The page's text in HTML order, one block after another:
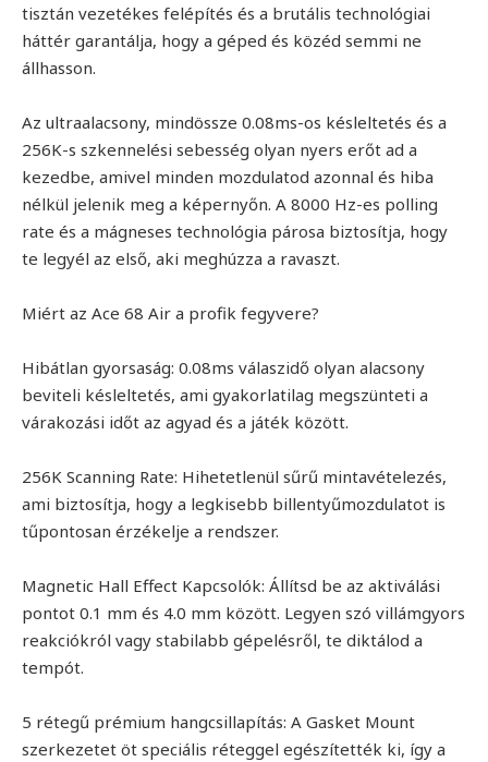
tisztán vezetékes felépítés és a brutális technológiai
háttér garantálja, hogy a géped és közéd semmi ne
állhasson.
Az ultraalacsony, mindössze 0.08ms-os késleltetés és a
256K-s szkennelési sebesség olyan nyers erőt ad a
kezedbe, amivel minden mozdulatod azonnal és hiba
nélkül jelenik meg a képernyőn. A 8000 Hz-es polling
rate és a mágneses technológia párosa biztosítja, hogy
te legyél az első, aki meghúzza a ravaszt.
Miért az Ace 68 Air a profik fegyvere?
Hibátlan gyorsaság: 0.08ms válaszidő olyan alacsony
beviteli késleltetés, ami gyakorlatilag megszünteti a
várakozási időt az agyad és a játék között.
256K Scanning Rate: Hihetetlenül sűrű mintavételezés,
ami biztosítja, hogy a legkisebb billentyűmozdulatot is
tűpontosan érzékelje a rendszer.
Magnetic Hall Effect Kapcsolók: Állítsd be az aktiválási
pontot 0.1 mm és 4.0 mm között. Legyen szó villámgyors
reakciókról vagy stabilabb gépelésről, te diktálod a
tempót.
5 rétegű prémium hangcsillapítás: A Gasket Mount
szerkezetet öt speciális réteggel egészítették ki, így a